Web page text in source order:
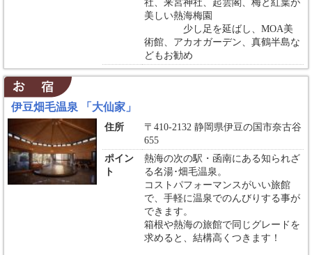
社、来宮神社、起雲閣、梅と紅葉が
美しい熱海梅園
少し足を延ばし、MOA美
術館、アカオガーデン、真鶴半島な
どもお勧め
伊豆畑毛温泉 「大仙家」
住所
〒410-2132 静岡県伊豆の国市奈古谷
655
ポイン
ト
熱海の次の駅・函南にある知られざ
る名湯･畑毛温泉。
コストパフォーマンスがいい旅館
で、手軽に温泉でのんびりする事が
できます。
箱根や熱海の旅館で同じグレードを
求めると、結構高くつきます！